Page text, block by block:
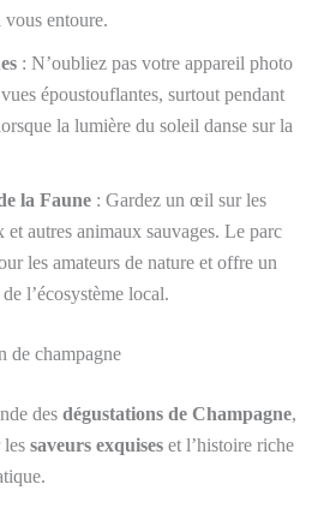
entoure.
: N’oubliez pas votre appareil photo
époustouflantes, surtout pendant
la lumière du soleil danse sur la
la Faune : Gardez un œil sur les
et autres animaux sauvages. Le parc
les amateurs de nature et offre un
l’écosystème local.
de champagne
des dégustations de Champagne,
les saveurs exquises et l’histoire riche